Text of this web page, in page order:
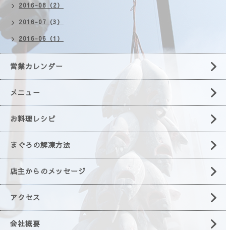
2016-08（2）
2016-07（3）
2016-06（1）
営業カレンダー
メニュー
お料理レシピ
まぐろの解凍方法
店主からのメッセージ
アクセス
会社概要